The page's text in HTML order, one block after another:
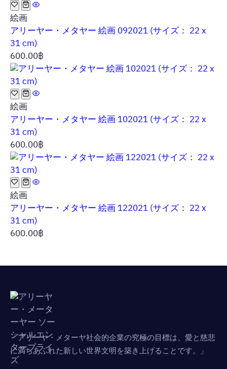
絵画
アリーヤー・メタヤー 絵画 092021 (サイズ： 22 x
31 cm)
600.00฿
絵画
アリーヤー・メタヤー 絵画 102021 (サイズ： 22 x
31 cm)
600.00฿
絵画
アリーヤー・メタヤー 絵画 122021 (サイズ： 22 x
31 cm)
600.00฿
「アリーヤ・メターヤ社会的企業の究極の目標は、愛と慈悲
に満ちあふれた新しい世界文明を築き上げることです。」